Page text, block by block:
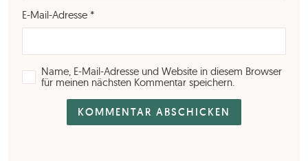
E-Mail-Adresse *
Name, E-Mail-Adresse und Website in diesem Browser
für meinen nächsten Kommentar speichern.